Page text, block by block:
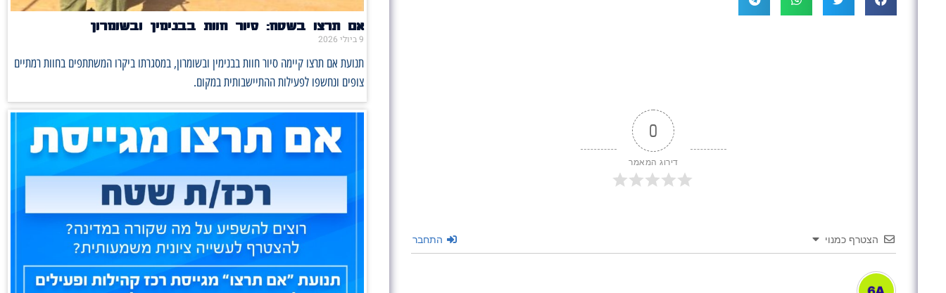
0
דירוג המאמר
הצטרף כמנוי התחבר
אם תרצו בשטח: סיור חוות בבנימין ובשומרון
9 ביולי 2026
תנועת אם תרצו קיימה סיור חוות בבנימין ובשומרון, במסגרתו ביקרו המשתתפים בחוות רמתיים
צופים ונחשפו לפעילות ההתיישבותית במקום.